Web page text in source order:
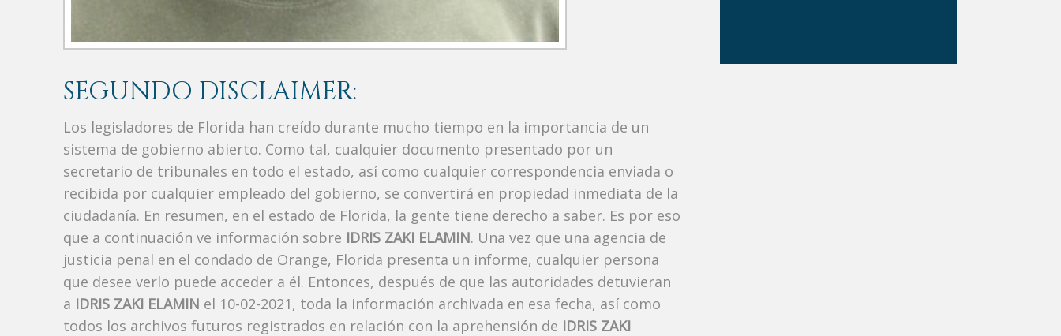
SEGUNDO DISCLAIMER:
Los legisladores de Florida han creído durante mucho tiempo en la importancia de un
sistema de gobierno abierto. Como tal, cualquier documento presentado por un
secretario de tribunales en todo el estado, así como cualquier correspondencia enviada o
recibida por cualquier empleado del gobierno, se convertirá en propiedad inmediata de la
ciudadanía. En resumen, en el estado de Florida, la gente tiene derecho a saber. Es por eso
que a continuación ve información sobre IDRIS ZAKI ELAMIN. Una vez que una agencia de
justicia penal en el condado de Orange, Florida presenta un informe, cualquier persona
que desee verlo puede acceder a él. Entonces, después de que las autoridades detuvieran
a IDRIS ZAKI ELAMIN el 10-02-2021, toda la información archivada en esa fecha, así como
todos los archivos futuros registrados en relación con la aprehensión de IDRIS ZAKI